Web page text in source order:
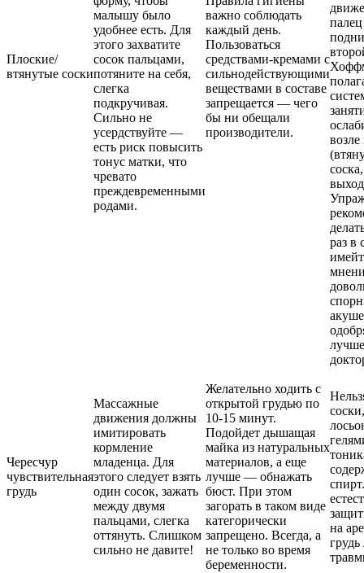
Плоские/
втянутые соски
малышу было
удобнее есть. Для
этого захватите
сосок пальцами,
потяните на себя,
слегка
подкручивая.
Сильно не
усердствуйте —
есть риск повысить
тонус матки, что
чревато
преждевременными
родами.
важно соблюдать
каждый день.
Пользоваться
средствами-кремами с
сильнодействующими
веществами в составе
запрещается — чего
бы ни обещали
производители.
возле
раз в
Чересчур
чувствительная
грудь
Массажные
движения должны
имитировать
кормление
младенца. Для
этого следует взять
один сосок, зажать
между двумя
пальцами, слегка
оттянуть. Слишком
сильно не давите!
Желательно ходить с
открытой грудью по
10-15 минут.
Подойдет дышащая
майка из натуральных
материалов, а еще
лучше — обнажать
бюст. При этом
загорать в таком виде
категорически
запрещено. Всегда, а
не только во время
беременности.
на
грудь